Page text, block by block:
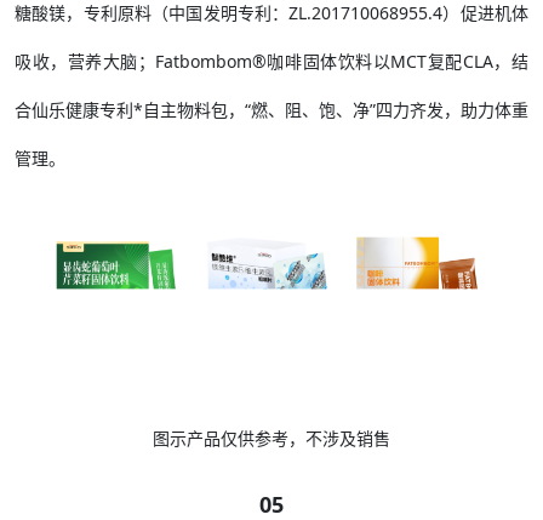
糖酸镁，专利原料（中国发明专利：ZL.201710068955.4）促进机体
吸收，营养大脑；Fatbombom®咖啡固体饮料以MCT复配CLA，结
合仙乐健康专利*自主物料包，“燃、阻、饱、净”四力齐发，助力体重
管理。
图示产品仅供参考，不涉及销售
05